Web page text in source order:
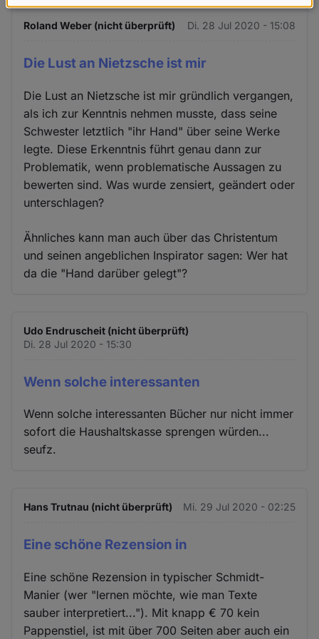
Roland Weber (nicht überprüft) Di. 28 Jul 2020 - 15:08
Die Lust an Nietzsche ist mir
Die Lust an Nietzsche ist mir gründlich vergangen,
als ich zur Kenntnis nehmen musste, dass seine
Schwester letztlich "ihr Hand" über seine Werke
legte. Diese Erkenntnis führt genau dann zur
Problematik, wenn problematische Aussagen zu
bewerten sind. Was wurde zensiert, geändert oder
unterschlagen?
Ähnliches kann man auch über das Christentum
und seinen angeblichen Inspirator sagen: Wer hat
da die "Hand darüber gelegt"?
Udo Endruscheit (nicht überprüft)
Di. 28 Jul 2020 - 15:30
Wenn solche interessanten
Wenn solche interessanten Bücher nur nicht immer
sofort die Haushaltskasse sprengen würden...
seufz.
Hans Trutnau (nicht überprüft) Mi. 29 Jul 2020 - 02:25
Eine schöne Rezension in
Eine schöne Rezension in typischer Schmidt-
Manier (wer "lernen möchte, wie man Texte
sauber interpretiert..."). Mit knapp € 70 kein
Pappenstiel, ist mit über 700 Seiten aber auch ein
Daten
und